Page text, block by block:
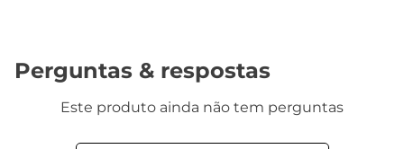
Perguntas & respostas
Este produto ainda não tem perguntas